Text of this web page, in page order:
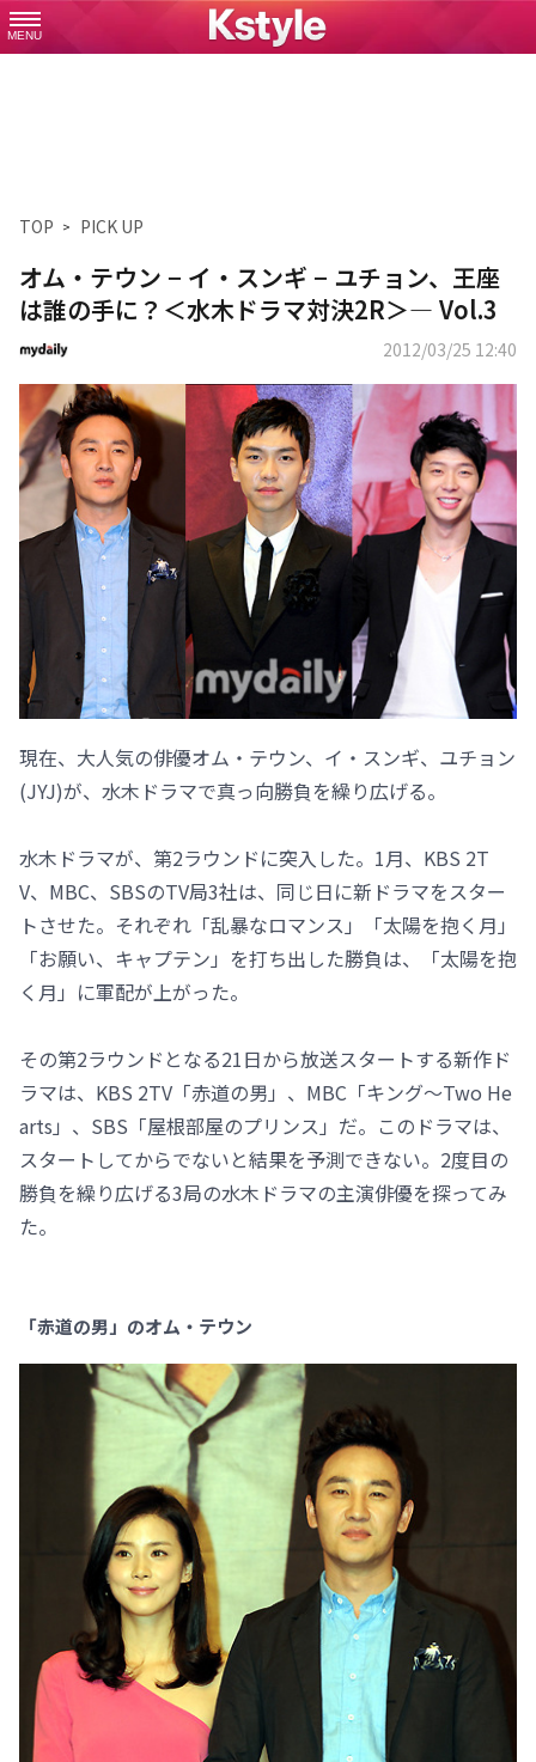
MENU
TOP PICK UP
オム・テウン − イ・スンギ − ユチョン、王座
は誰の手に？＜水木ドラマ対決2R＞— Vol.3
2012/03/25 12:40
現在、大人気の俳優オム・テウン、イ・スンギ、ユチョン
(JYJ)が、水木ドラマで真っ向勝負を繰り広げる。
水木ドラマが、第2ラウンドに突入した。1月、KBS 2T
V、MBC、SBSのTV局3社は、同じ日に新ドラマをスター
トさせた。それぞれ「乱暴なロマンス」「太陽を抱く月」
「お願い、キャプテン」を打ち出した勝負は、「太陽を抱
く月」に軍配が上がった。
その第2ラウンドとなる21日から放送スタートする新作ド
ラマは、KBS 2TV「赤道の男」、MBC「キング～Two He
arts」、SBS「屋根部屋のプリンス」だ。このドラマは、
スタートしてからでないと結果を予測できない。2度目の
勝負を繰り広げる3局の水木ドラマの主演俳優を探ってみ
た。
「赤道の男」のオム・テウン